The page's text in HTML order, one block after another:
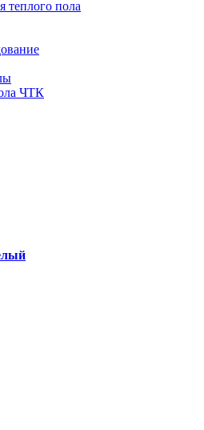
теплого пола
ЧТК